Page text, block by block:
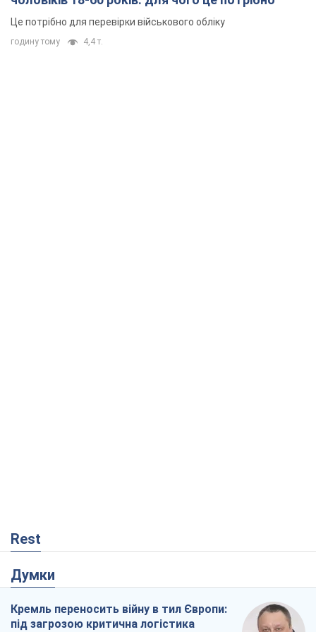
Це потрібно для перевірки військового обліку
годину тому 4,4 т.
Rest
Думки
Кремль переносить війну в тил Європи:
під загрозою критична логістика